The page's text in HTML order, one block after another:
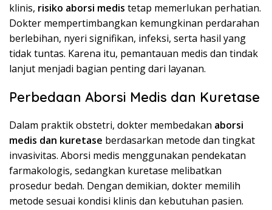
klinis, risiko aborsi medis tetap memerlukan perhatian.
Dokter mempertimbangkan kemungkinan perdarahan
berlebihan, nyeri signifikan, infeksi, serta hasil yang
tidak tuntas. Karena itu, pemantauan medis dan tindak
lanjut menjadi bagian penting dari layanan.
Perbedaan Aborsi Medis dan Kuretase
Dalam praktik obstetri, dokter membedakan aborsi
medis dan kuretase berdasarkan metode dan tingkat
invasivitas. Aborsi medis menggunakan pendekatan
farmakologis, sedangkan kuretase melibatkan
prosedur bedah. Dengan demikian, dokter memilih
metode sesuai kondisi klinis dan kebutuhan pasien.